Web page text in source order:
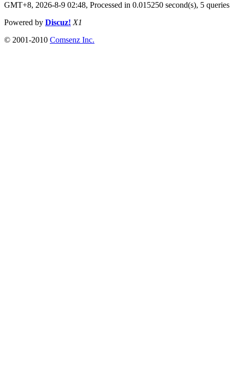
GMT+8, 2026-8-9 02:48, Processed in 0.015250 second(s), 5 queries
Powered by Discuz! X1
© 2001-2010 Comsenz Inc.